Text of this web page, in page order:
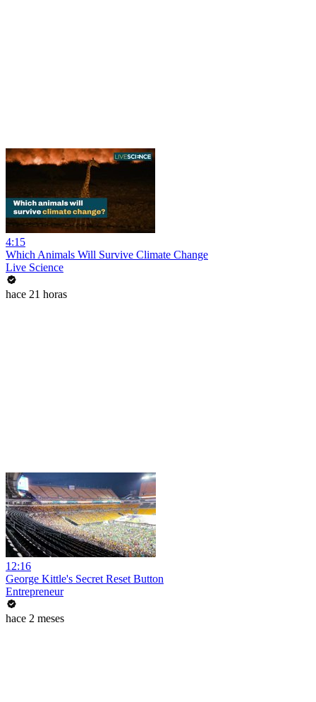
4:15
Which Animals Will Survive Climate Change
Live Science
hace 21 horas
12:16
George Kittle's Secret Reset Button
Entrepreneur
hace 2 meses